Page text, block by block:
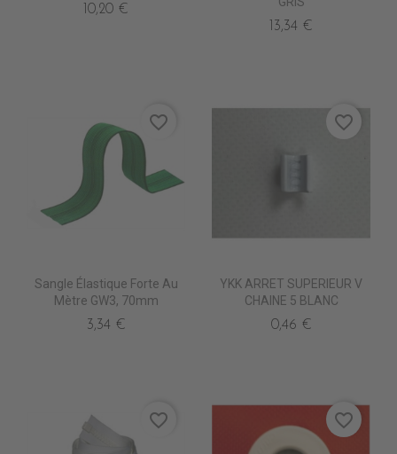
10,20 €
13,34 €
Sangle Élastique Forte Au
Mètre GW3, 70mm
3,34 €
favorite_border
YKK ARRET SUPERIEUR V
CHAINE 5 BLANC
0,46 €
favorite_border
favorite_border favorite_border